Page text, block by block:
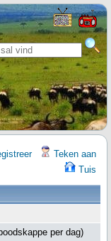
Teken aan
Tuis
per dag)